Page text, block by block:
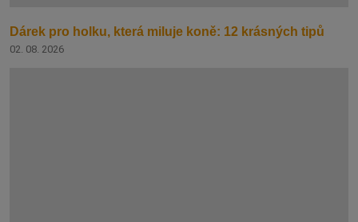
Dárek pro holku, která miluje koně: 12 krásných tipů
02. 08. 2026